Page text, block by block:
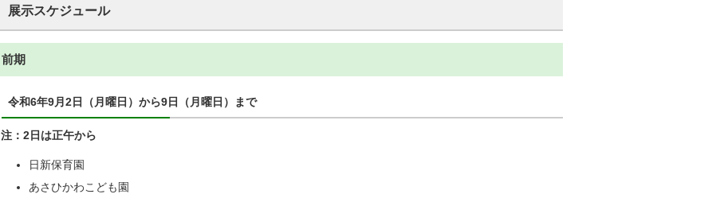
展示スケジュール
前期
令和6年9月2日（月曜日）から9日（月曜日）まで
注：2日は正午から
日新保育園
あさひかわこども園